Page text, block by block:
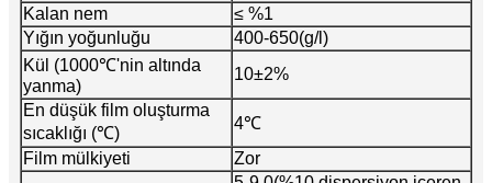
Kalan nem
≤ %1
Yığın yoğunluğu
400-650(g/l)
Kül (1000℃'nin altında
yanma)
10±2%
En düşük film oluşturma
sıcaklığı (℃)
4℃
Film mülkiyeti
Zor